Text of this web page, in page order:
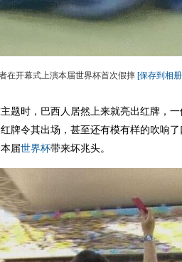
在开幕式上演本届世界杯首次假摔 [保存到相
时，巴西人居然上来就亮出红牌，一
牌令其出场，甚至还有模有样的吹响
届世界杯带来坏兆头。